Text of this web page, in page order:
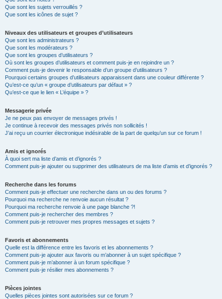
Que sont les sujets verrouillés ?
Que sont les icônes de sujet ?
Niveaux des utilisateurs et groupes d’utilisateurs
Que sont les administrateurs ?
Que sont les modérateurs ?
Que sont les groupes d’utilisateurs ?
Où sont les groupes d’utilisateurs et comment puis-je en rejoindre un ?
Comment puis-je devenir le responsable d’un groupe d’utilisateurs ?
Pourquoi certains groupes d’utilisateurs apparaissent dans une couleur différente ?
Qu’est-ce qu’un « groupe d’utilisateurs par défaut » ?
Qu’est-ce que le lien « L’équipe » ?
Messagerie privée
Je ne peux pas envoyer de messages privés !
Je continue à recevoir des messages privés non sollicités !
J’ai reçu un courrier électronique indésirable de la part de quelqu’un sur ce forum !
Amis et ignorés
À quoi sert ma liste d’amis et d’ignorés ?
Comment puis-je ajouter ou supprimer des utilisateurs de ma liste d’amis et d’ignorés ?
Recherche dans les forums
Comment puis-je effectuer une recherche dans un ou des forums ?
Pourquoi ma recherche ne renvoie aucun résultat ?
Pourquoi ma recherche renvoie à une page blanche ?!
Comment puis-je rechercher des membres ?
Comment puis-je retrouver mes propres messages et sujets ?
Favoris et abonnements
Quelle est la différence entre les favoris et les abonnements ?
Comment puis-je ajouter aux favoris ou m’abonner à un sujet spécifique ?
Comment puis-je m’abonner à un forum spécifique ?
Comment puis-je résilier mes abonnements ?
Pièces jointes
Quelles pièces jointes sont autorisées sur ce forum ?